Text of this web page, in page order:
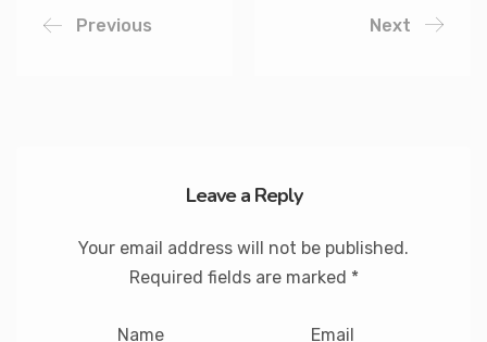
Previous Next
Leave a Reply
Your email address will not be published.
Required fields are marked *
Name Email